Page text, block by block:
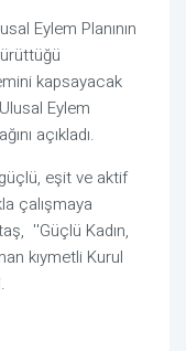
Eylem Planının
kapsayacak
Eylem
açıkladı.
güçlü, eşit ve aktif
çalışmaya
''Güçlü Kadın,
kıymetli Kurul